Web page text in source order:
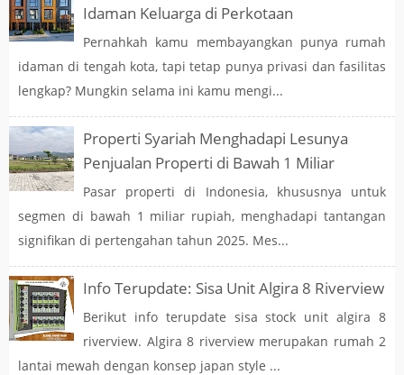
Idaman Keluarga di Perkotaan
Pernahkah kamu membayangkan punya rumah
idaman di tengah kota, tapi tetap punya privasi dan fasilitas
lengkap? Mungkin selama ini kamu mengi...
Properti Syariah Menghadapi Lesunya
Penjualan Properti di Bawah 1 Miliar
Pasar properti di Indonesia, khususnya untuk
segmen di bawah 1 miliar rupiah, menghadapi tantangan
signifikan di pertengahan tahun 2025. Mes...
Info Terupdate: Sisa Unit Algira 8 Riverview
Berikut info terupdate sisa stock unit algira 8
riverview. Algira 8 riverview merupakan rumah 2
lantai mewah dengan konsep japan style ...